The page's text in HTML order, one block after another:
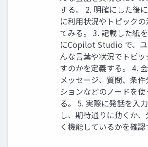
する。 2. 明確にした後
に利用状況やトピック
てみる。 3. 記載した紙
にCopilot Studio で、
んな言葉や状況でトピ
すのかを定義する。 4.
メッセージ、質問、条件
ションなどのノードを
る。 5. 実際に発話を入
し、期待通りに動くか
く機能しているかを確認